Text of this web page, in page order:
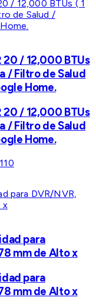
20 / 12,000 BTUs
/ Filtro de Salud
Home.
20 / 12,000 BTUs
/ Filtro de Salud
Home.
para
mm de Alto x
para
mm de Alto x